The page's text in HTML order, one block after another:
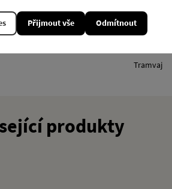
KP272_T3
Tramvaj
produkty
Odmítnout
Přijmout vše